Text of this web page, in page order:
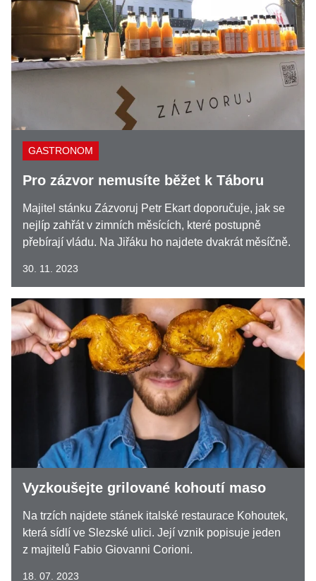
GASTRONOM
Pro zázvor nemusíte běžet k Táboru
Majitel stánku Zázvoruj Petr Ekart doporučuje, jak se
nejlíp zahřát v zimních měsících, které postupně
přebírají vládu. Na Jiřáku ho najdete dvakrát měsíčně.
30. 11. 2023
Vyzkoušejte grilované kohoutí maso
Na trzích najdete stánek italské restaurace Kohoutek,
která sídlí ve Slezské ulici. Její vznik popisuje jeden
z majitelů Fabio Giovanni Corioni.
18. 07. 2023